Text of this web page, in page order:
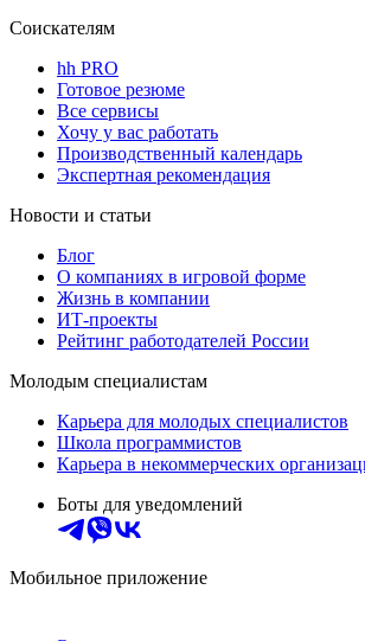
Соискателям
hh PRO
Готовое резюме
Все сервисы
Хочу у вас работать
Производственный календарь
Экспертная рекомендация
Новости и статьи
Блог
О компаниях в игровой форме
Жизнь в компании
ИТ-проекты
Рейтинг работодателей России
Молодым специалистам
Карьера для молодых специалистов
Школа программистов
Карьера в некоммерческих
Боты для уведомлений
Мобильное приложение